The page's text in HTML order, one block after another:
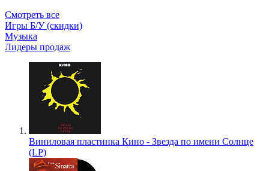
Смотреть все
Игры Б/У (скидки)
Музыка
Лидеры продаж
Виниловая пластинка Кино - Звезда по имени Солнце
(LP)